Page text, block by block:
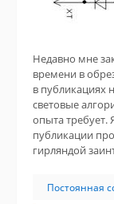
Недавно мне
времени в
в публикациях
световые
опыта требует.
публикации
гирляндой
Постоянная